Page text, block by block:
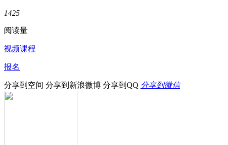
1425
阅读量
视频课程
报名
分享到空间 分享到新浪微博 分享到QQ 分享到微信